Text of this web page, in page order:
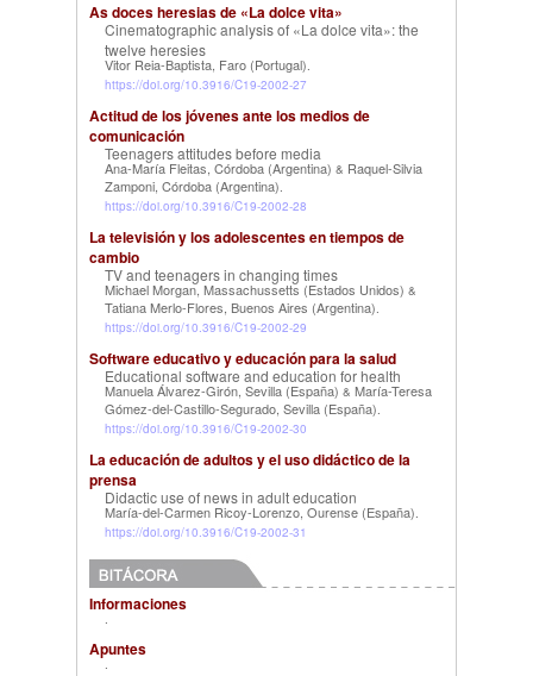
As doces heresias de «La dolce vita»
Cinematographic analysis of «La dolce vita»: the
twelve heresies
Vitor Reia-Baptista, Faro (Portugal).
https://doi.org/10.3916/C19-2002-27
Actitud de los jóvenes ante los medios de
comunicación
Teenagers attitudes before media
Ana-María Fleitas, Córdoba (Argentina) & Raquel-Silvia
Zamponi, Córdoba (Argentina).
https://doi.org/10.3916/C19-2002-28
La televisión y los adolescentes en tiempos de
cambio
TV and teenagers in changing times
Michael Morgan, Massachussetts (Estados Unidos) &
Tatiana Merlo-Flores, Buenos Aires (Argentina).
https://doi.org/10.3916/C19-2002-29
Software educativo y educación para la salud
Educational software and education for health
Manuela Álvarez-Girón, Sevilla (España) & María-Teresa
Gómez-del-Castillo-Segurado, Sevilla (España).
https://doi.org/10.3916/C19-2002-30
La educación de adultos y el uso didáctico de la
prensa
Didactic use of news in adult education
María-del-Carmen Ricoy-Lorenzo, Ourense (España).
https://doi.org/10.3916/C19-2002-31
Informaciones
.
Apuntes
.